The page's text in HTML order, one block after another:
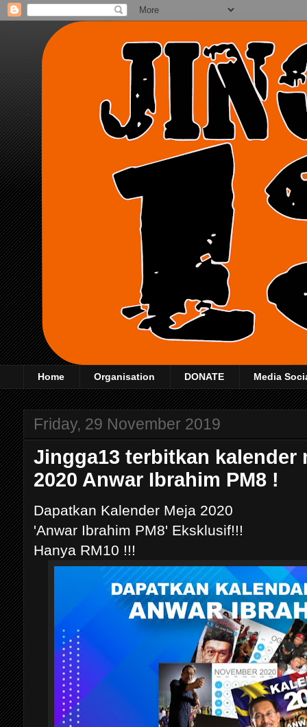
Home Organisation DONATE Media
Friday, 29 November 2019
Jingga13 terbitkan kalender
2020 Anwar Ibrahim PM8 !
Dapatkan Kalender Meja 2020
'Anwar Ibrahim PM8' Eksklusif!!!
Hanya RM10 !!!